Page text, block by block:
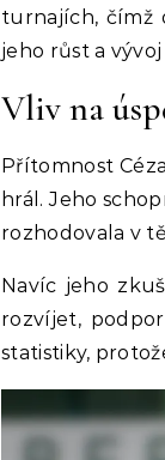
turnajích, čímž
jeho růst a
Vliv na
Přítomnost
hrál. Jeho
rozhodovala v
Navíc jeho
rozvíjet,
statistiky,